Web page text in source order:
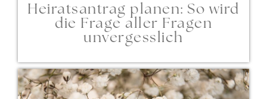
Heiratsantrag planen: So wird
die Frage aller Fragen
unvergesslich